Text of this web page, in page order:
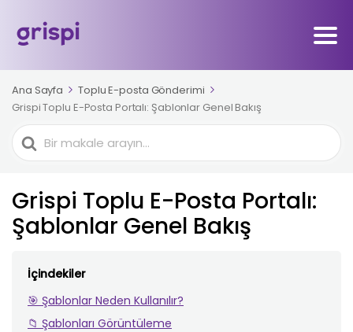
Ana Sayfa
Toplu E-posta Gönderimi
Grispi Toplu E-Posta Portalı: Şablonlar Genel Bakış
Ara
Grispi Toplu E-Posta Portalı:
Şablonlar Genel Bakış
İçindekiler
🎯 Şablonlar Neden Kullanılır?
📁 Şablonları Görüntüleme